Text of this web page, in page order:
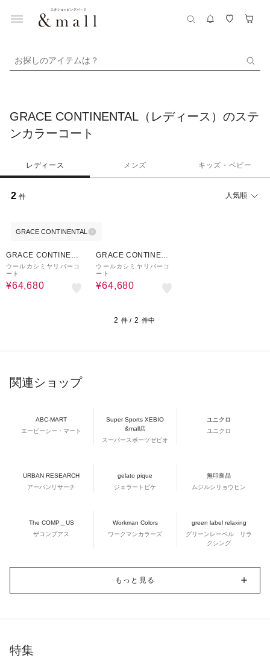
お探しのアイテムは？
GRACE CONTINENTAL（レディース）のステ
ンカラーコート
レディース メンズ キッズ・ベビー
2 件 人気順
GRACE CONTINENTAL
GRACE CONTINENT
AL
ウールカシミヤリバーコ
ート
¥64,680
GRACE CONTINENT
AL
ウールカシミヤリバーコ
ート
¥64,680
2 件 / 2 件中
関連ショップ
ABC-MART
エービーシー・マート
Super Sports XEBIO
&mall店
スーパースポーツゼビオ
ユニクロ
ユニクロ
URBAN RESEARCH
アーバンリサーチ
gelato pique
ジェラートピケ
無印良品
ムジルシリョウヒン
The COMP＿US
ザコンプアス
Workman Colors
ワークマンカラーズ
green label relaxing
グリーンレーベル リラ
クシング
もっと見る
特集